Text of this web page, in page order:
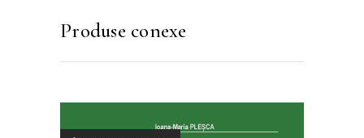
Produse conexe